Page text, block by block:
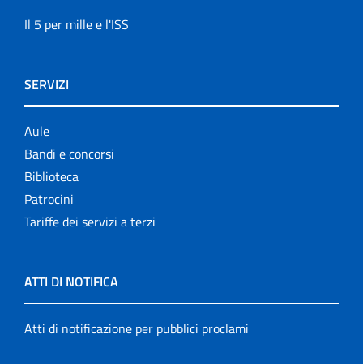
Il 5 per mille e l'ISS
SERVIZI
Aule
Bandi e concorsi
Biblioteca
Patrocini
Tariffe dei servizi a terzi
ATTI DI NOTIFICA
Atti di notificazione per pubblici proclami